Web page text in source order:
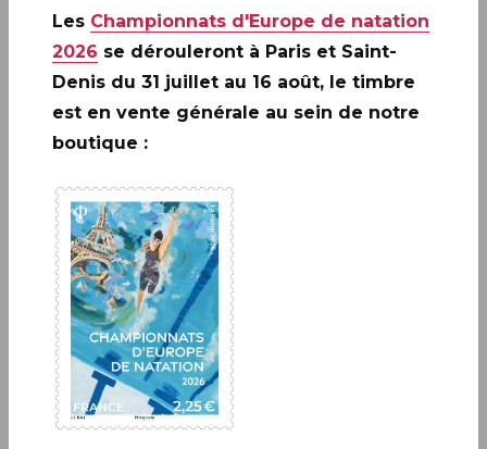
à l’Exposition universelle de 1889 et au verso le
timbre issu du bloc Gustave Eiffel 1832-1923 ainsi
que l’oblitération correspondante.
Offert dans toutes les références du Livre des
timbres 2023.
A ne pas rater: 20 ANS DE LA
CRÉATION DE PHILAPOSTE
2006 - 2026 / BLOC
Les Championnats d'Europe de natation
2026 se dérouleront à Paris et Saint-
Denis du 31 juillet au 16 août, le timbre
est en vente générale au sein de notre
boutique :